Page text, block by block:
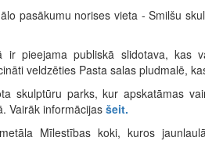
pasākumu norises vieta - Smilšu
ir pieejama publiskā slidotava, kas
veldzēties Pasta salas pludmalē,
skulptūru parks, kur apskatāmas
Vairāk informācijas šeit.
Mīlestības koki, kuros